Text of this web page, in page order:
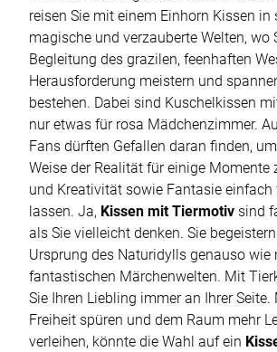
reisen Sie mit einem Einhorn Kissen in
magische und verzauberte Welten, wo
Begleitung des grazilen, feenhaften
Herausforderung meistern und
bestehen. Dabei sind Kuschelkissen
nur etwas für rosa Mädchenzimmer.
Fans dürften Gefallen daran finden,
Weise der Realität für einige Momente
und Kreativität sowie Fantasie einfach
lassen. Ja, Kissen mit Tiermotiv sind
als Sie vielleicht denken. Sie
Ursprung des Naturidylls genauso wie
fantastischen Märchenwelten. Mit
Sie Ihren Liebling immer an Ihrer Seite.
Freiheit spüren und dem Raum mehr
verleihen, könnte die Wahl auf ein